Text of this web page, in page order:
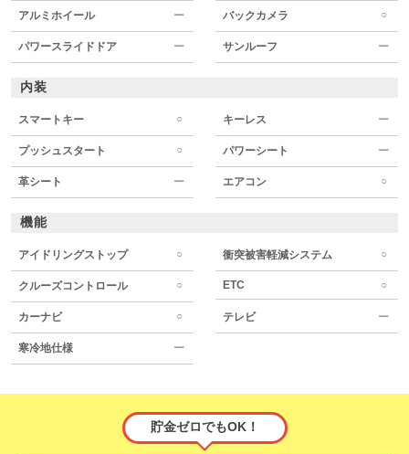
アルミホイール ー バックカメラ ○
パワースライドドア ー サンルーフ ー
内装
スマートキー ○ キーレス ー
プッシュスタート ○ パワーシート ー
革シート ー エアコン ○
機能
アイドリングストップ ○ 衝突被害軽減システム ○
クルーズコントロール ○ ETC ○
カーナビ ○ テレビ ー
寒冷地仕様 ー
貯金ゼロでもOK！